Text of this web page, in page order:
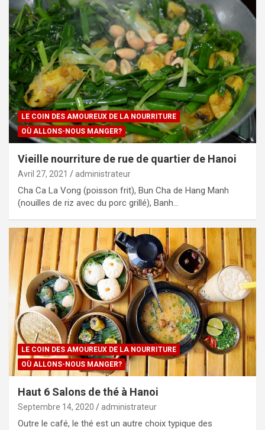
LE COIN DES AMOUREUX DE LA NOURRITURE
OÙ ALLONS-NOUS MANGER?
Vieille nourriture de rue de quartier de Hanoi
Avril 27, 2021 administrateur
Cha Ca La Vong (poisson frit), Bun Cha de Hang Manh
(nouilles de riz avec du porc grillé), Banh…
LE COIN DES AMOUREUX DE LA NOURRITURE
OÙ ALLONS-NOUS MANGER?
Haut 6 Salons de thé à Hanoi
Septembre 14, 2020 administrateur
Outre le café, le thé est un autre choix typique des